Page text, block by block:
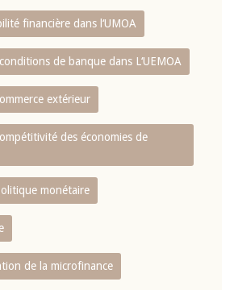
financière dans l‘UMOA
de banque dans L‘UEMOA
extérieur
des économies de
monétaire
de la microfinance